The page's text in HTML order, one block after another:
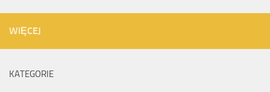
WIĘCEJ
KATEGORIE